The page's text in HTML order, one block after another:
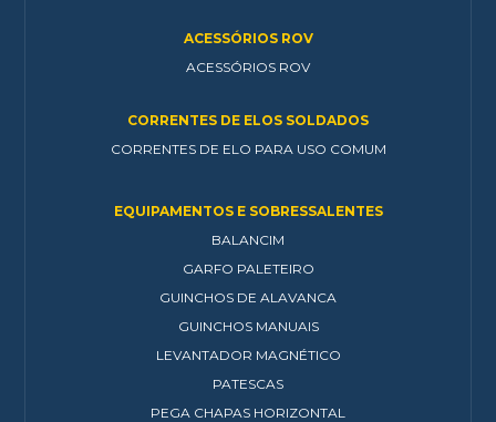
ACESSÓRIOS ROV
ACESSÓRIOS ROV
CORRENTES DE ELOS SOLDADOS
CORRENTES DE ELO PARA USO COMUM
EQUIPAMENTOS E SOBRESSALENTES
BALANCIM
GARFO PALETEIRO
GUINCHOS DE ALAVANCA
GUINCHOS MANUAIS
LEVANTADOR MAGNÉTICO
PATESCAS
PEGA CHAPAS HORIZONTAL